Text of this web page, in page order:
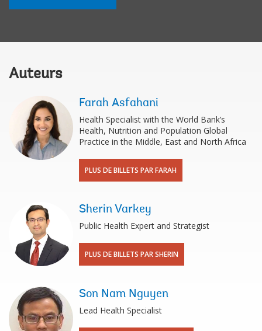
Auteurs
Farah Asfahani
Health Specialist with the World Bank’s
Health, Nutrition and Population Global
Practice in the Middle, East and North Africa
PLUS DE BILLETS PAR FARAH
Sherin Varkey
Public Health Expert and Strategist
PLUS DE BILLETS PAR SHERIN
Son Nam Nguyen
Lead Health Specialist